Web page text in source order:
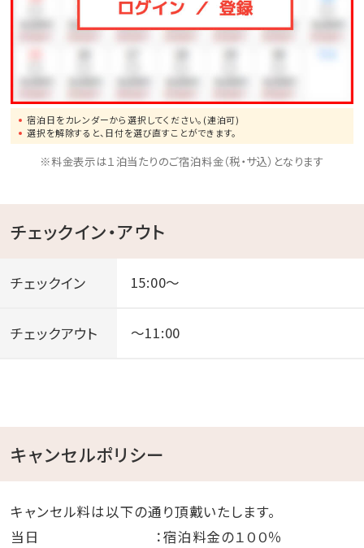
宿泊日をカレンダーから選択してください。(連泊可)
選択を解除すると、日付を選び直すことができます。
※料金表示は１泊当たりのご宿泊料金（税・サ込）となります
チェックイン・アウト
チェックイン 15:00～
チェックアウト ～11:00
キャンセルポリシー
キャンセル料は以下の通り頂戴いたします。
当日 ：宿泊料金の１００％